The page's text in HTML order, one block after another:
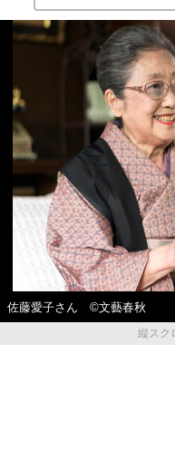
佐藤愛子さん ©文藝春秋
縦スク